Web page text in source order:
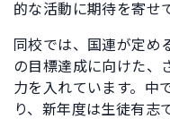
的な活動に期待を寄せ
同校では、国連が定め
の目標達成に向けた、
力を入れています。中
り、新年度は生徒有志